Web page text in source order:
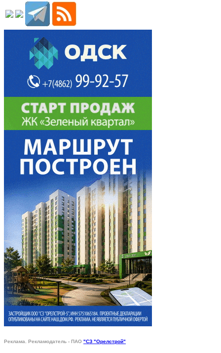
Реклама. Рекламодатель - ПАО "СЗ "Орелстрой"